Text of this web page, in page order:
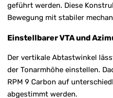
geführt werden. Diese
Bewegung mit stabiler
Einstellbarer VTA und
Der vertikale Abtastwinkel
der Tonarmhöhe einstellen.
RPM 9 Carbon auf
abgestimmt werden.